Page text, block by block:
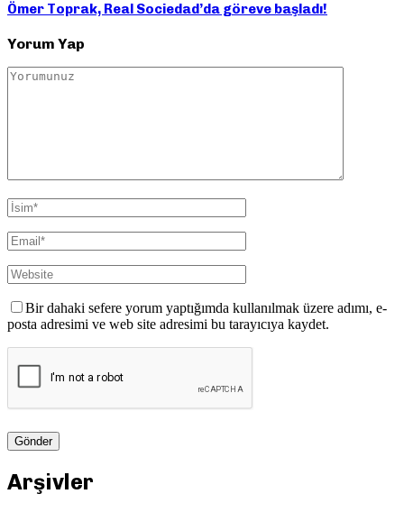
Ömer Toprak, Real Sociedad’da göreve başladı!
Yorum Yap
Bir dahaki sefere yorum yaptığımda kullanılmak üzere adımı, e-
posta adresimi ve web site adresimi bu tarayıcıya kaydet.
Arşivler